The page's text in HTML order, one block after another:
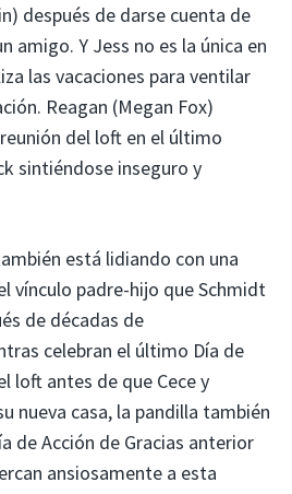
después de darse cuenta de
amigo. Y Jess no es la única en
las vacaciones para ventilar
Reagan (Megan Fox)
del loft en el último
sintiéndose inseguro y
está lidiando con una
vínculo padre-hijo que Schmidt
de décadas de
celebran el último Día de
loft antes de que Cece y
nueva casa, la pandilla también
de Acción de Gracias anterior
ansiosamente a esta